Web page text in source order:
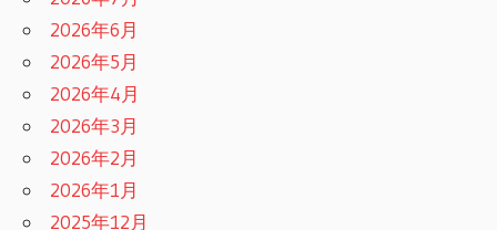
2026年6月
2026年5月
2026年4月
2026年3月
2026年2月
2026年1月
2025年12月